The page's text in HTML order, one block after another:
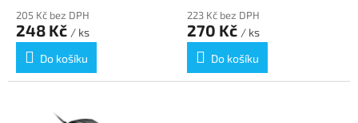
205 Kč bez DPH
248 Kč / ks
Do košíku
223 Kč bez DPH
270 Kč / ks
Do košíku